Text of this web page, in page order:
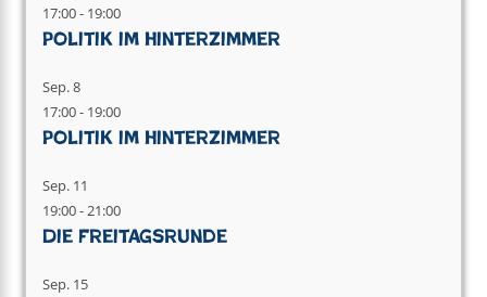
17:00- 19:00
Politik im Hinterzimmer
Sep.8
17:00- 19:00
Politik im Hinterzimmer
Sep. 11
19:00-21:00
Die Freitagsrunde
Sep. 15